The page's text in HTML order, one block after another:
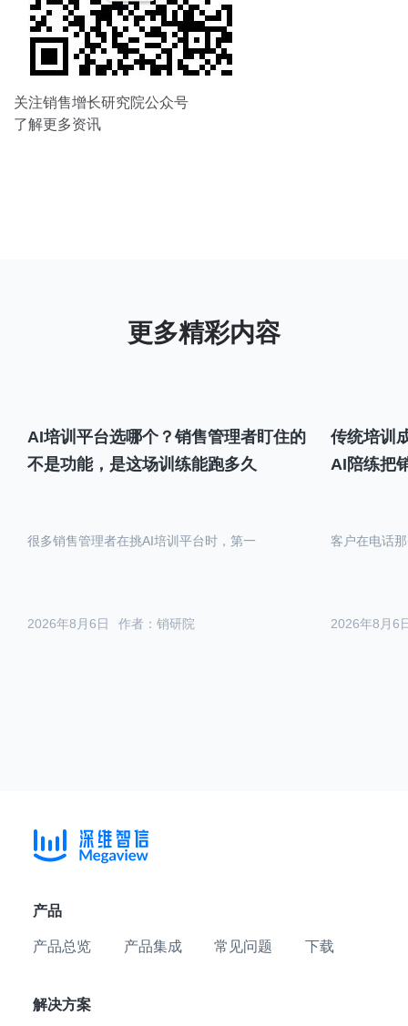
关注销售增长研究院公众号
了解更多资讯
AI培训平台选哪个？销售管理者盯住的
不是功能，是这场训练能跑多久
作者：销研院
2026年8月6日
很多销售管理者在挑AI培训平台时，第一
传统培训
AI陪练把
2026年8月6
客户在电话
产品
产品总览 产品集成 常见问题 下载
解决方案